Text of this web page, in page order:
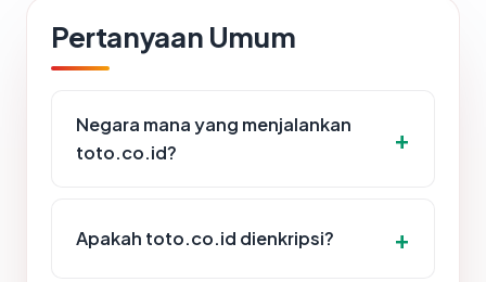
Pertanyaan Umum
Negara mana yang menjalankan
toto.co.id?
Apakah toto.co.id dienkripsi?